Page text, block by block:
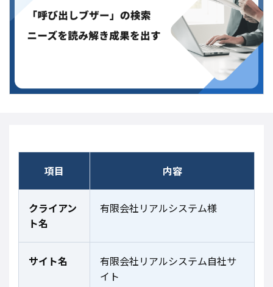
項目 内容
クライアン
ト名
有限会社リアルシステム様
サイト名
有限会社リアルシステム自社サ
イト